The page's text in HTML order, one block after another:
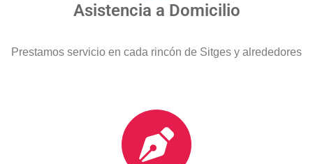
Asistencia a Domicilio
Prestamos servicio en cada rincón de Sitges y alrededores